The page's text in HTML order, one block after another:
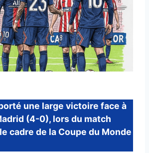
une large victoire face à
(4-0), lors du match
cadre de la Coupe du Monde